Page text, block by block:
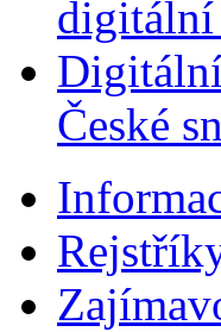
digitální
České